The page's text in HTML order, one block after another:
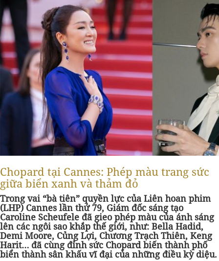
Chopard tại Cannes: Phép màu trang sức
giữa biển xanh và thảm đỏ
Trong vai “bà tiên” quyền lực của Liên hoan phim
(LHP) Cannes lần thứ 79, Giám đốc sáng tạo
Caroline Scheufele đã gieo phép màu của ánh sáng
lên các ngôi sao khắp thế giới, như: Bella Hadid,
Demi Moore, Củng Lợi, Chương Trạch Thiên, Keng
Harit… đã cùng đỉnh sức Chopard biến thành phố
biển thành sân khấu vĩ đại của những điều kỳ diệu.